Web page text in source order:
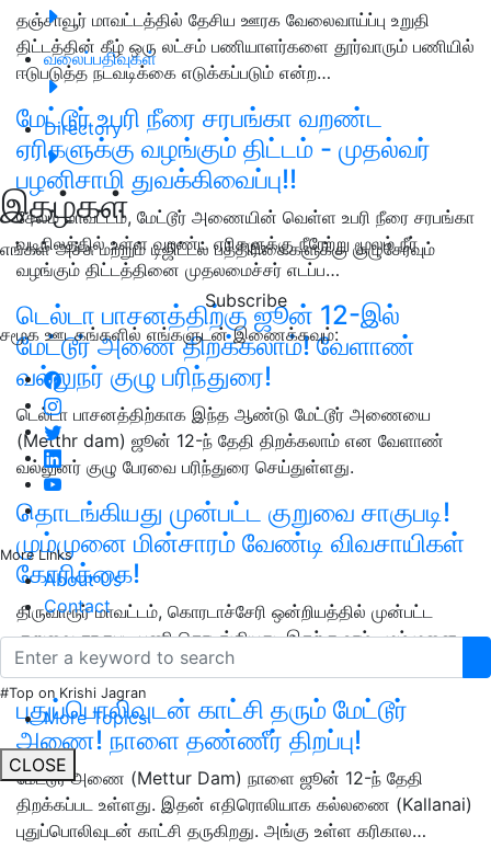
வலைப்பதிவுகள்
Directory
இதழ்கள்
எங்கள் அச்சு மற்றும் டிஜிட்டல் பத்திரிகைகளுக்கு குழுசேரவும்
Subscribe
சமூக ஊடகங்களில் எங்களுடன் இணைக்கவும்:
More Links
About Us
Contact
#Top on Krishi Jagran
More Topics
CLOSE
தஞ்சாவூர் மாவட்டத்தில் தேசிய ஊரக வேலைவாய்ப்பு உறுதி
திட்டத்தின் கீழ் ஒரு லட்சம் பணியாளர்களை தூர்வாரும் பணியில்
ஈடுபடுத்த நடவடிக்கை எடுக்கப்படும் என்ற…
மேட்டூர் உபரி நீரை சரபங்கா வறண்ட
ஏரிகளுக்கு வழங்கும் திட்டம் - முதல்வர்
பழனிசாமி துவக்கிவைப்பு!!
சேலம் மாவட்டம், மேட்டூர் அணையின் வெள்ள உபரி நீரை சரபங்கா
வடிநிலத்தில் உள்ள வறண்ட ஏரிகளுக்கு நீரேற்று மூலம் நீர்
வழங்கும் திட்டத்தினை முதலமைச்சர் எடப்ப…
டெல்டா பாசனத்திற்கு ஜூன் 12-இல்
மேட்டூர் அணை திறக்கலாம்! வேளாண்
வல்லுநர் குழு பரிந்துரை!
டெல்டா பாசனத்திற்காக இந்த ஆண்டு மேட்டூர் அணையை
(Metthr dam) ஜூன் 12-ந் தேதி திறக்கலாம் என வேளாண்
வல்லுனர் குழு பேரவை பரிந்துரை செய்துள்ளது.
தொடங்கியது முன்பட்ட குறுவை சாகுபடி!
மும்முனை மின்சாரம் வேண்டி விவசாயிகள்
கோரிக்கை!
திருவாரூர் மாவட்டம், கொரடாச்சேரி ஒன்றியத்தில் முன்பட்ட
குறுவை சாகுபடி பணி தொடங்கியது. இதற்கு உரம், மும்முனை
மின்சாரம் தடையின்றி கிடைக்க விவசாயிகள் வலி…
புதுப்பொலிவுடன் காட்சி தரும் மேட்டூர்
அணை! நாளை தண்ணீர் திறப்பு!
மேட்டூர் அணை (Mettur Dam) நாளை ஜூன் 12-ந் தேதி
திறக்கப்பட உள்ளது. இதன் எதிரொலியாக கல்லணை (Kallanai)
புதுப்பொலிவுடன் காட்சி தருகிறது. அங்கு உள்ள கரிகால…